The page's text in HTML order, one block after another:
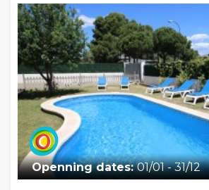
Openning dates:01/01 - 31/12